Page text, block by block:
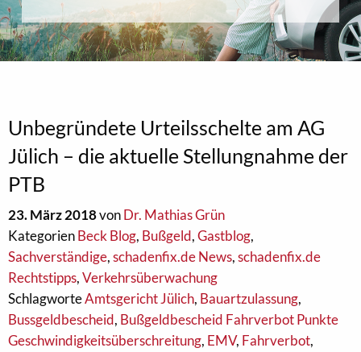
Unbegründete Urteilsschelte am AG
Jülich – die aktuelle Stellungnahme der
PTB
23. März 2018vonDr. Mathias Grün
KategorienBeck Blog, Bußgeld,Gastblog,
Sachverständige,schadenfix.de News,schadenfix.de
Rechtstipps,Verkehrsüberwachung
SchlagworteAmtsgericht Jülich, Bauartzulassung,
Bussgeldbescheid, Bußgeldbescheid Fahrverbot Punkte
Geschwindigkeitsüberschreitung, EMV, Fahrverbot,